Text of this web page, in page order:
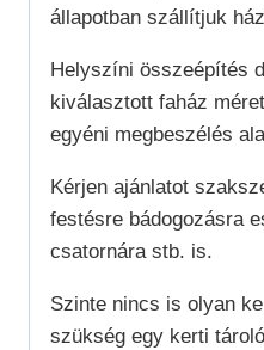
állapotban szállítjuk
Helyszíni összeépítés
kiválasztott faház
egyéni megbeszélés
Kérjen ajánlatot
festésre bádogozásra
csatornára stb. is.
Szinte nincs is olyan
szükség egy kerti